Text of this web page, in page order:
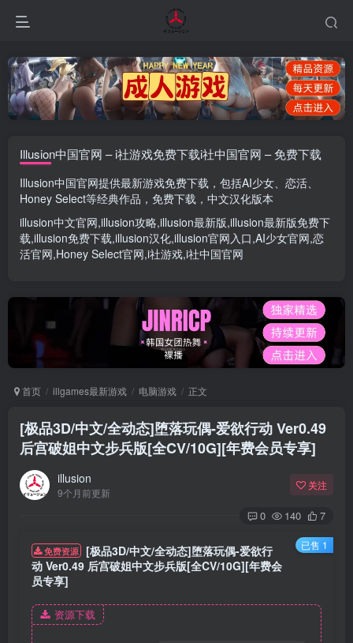
Illusion中国官网 – i社游戏免费下载i社中国官网 – 免费下载
Illusion中国官网提供最新游戏免费下载，包括AI少女、 恋活、
Honey Select等经典作品，免费下载，中文汉化版本
illusion中文官网,illusion攻略,illusion最新版,illusion最新版免费下
载,illusion免费下载,illusion汉化,illusion官网入口,AI少女官网,恋
活官网,Honey Select官网,i社游戏,i社中国官网
首页 illgames最新游戏 电脑游戏 正文
[极品3D/中文/全动态]堕落玩偶-爱欲行动 Ver0.49
后宫破姐中文步兵版[全CV/10G][年费会员专享]
illusion
9个月前更新
关注
0 140 7
已售 1
免费资源
[极品3D/中文/全动态]堕落玩偶-爱欲行
动 Ver0.49 后宫破姐中文步兵版[全CV/10G][年费会
员专享]
资源下载